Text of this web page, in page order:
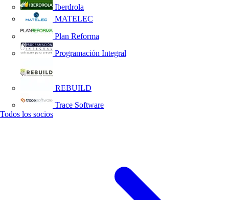
Iberdrola
MATELEC
Plan Reforma
Programación Integral
REBUILD
Trace Software
Todos los socios